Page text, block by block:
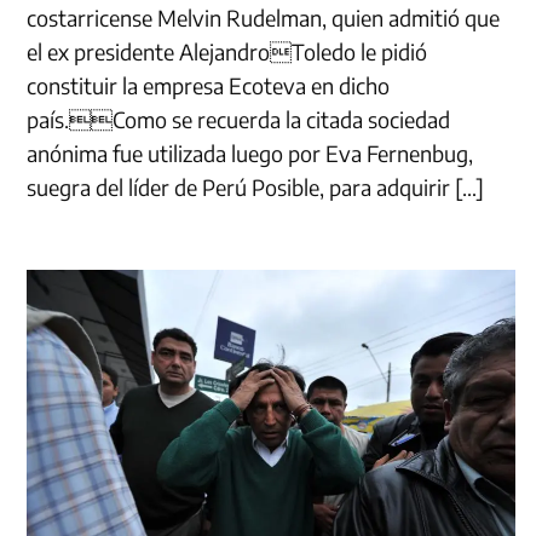
costarricense Melvin Rudelman, quien admitió que
el ex presidente AlejandroToledo le pidió
constituir la empresa Ecoteva en dicho
país.Como se recuerda la citada sociedad
anónima fue utilizada luego por Eva Fernenbug,
suegra del líder de Perú Posible, para adquirir […]